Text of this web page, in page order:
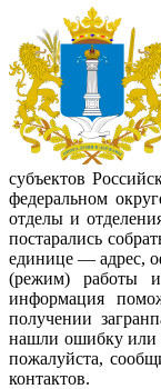
субъектов
федеральном
отделы и
постарались
единице — адрес,
(режим) работы
информация
получении
нашли ошибку или
пожалуйста,
контактов.